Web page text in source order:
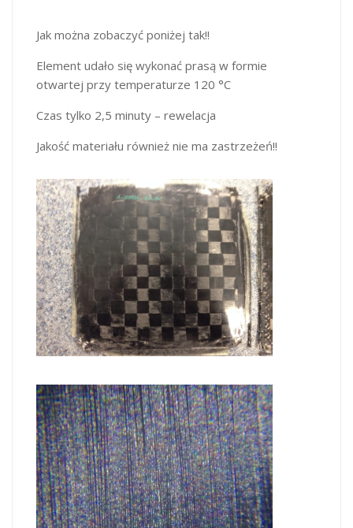
Jak można zobaczyć poniżej tak!!
Element udało się wykonać prasą w formie
otwartej przy temperaturze 120 °C
Czas tylko 2,5 minuty – rewelacja
Jakość materiału również nie ma zastrzeżeń!!